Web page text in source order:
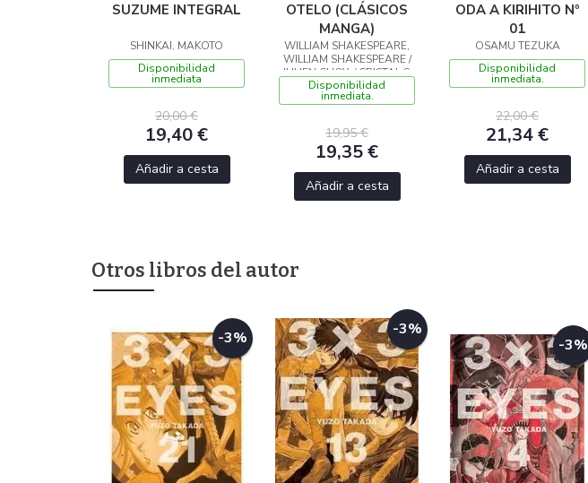
SUZUME INTEGRAL
SHINKAI, MAKOTO
Disponibilidad
inmediata
20,00 €
19,40 €
Añadir a cesta
OTELO (CLÁSICOS
MANGA)
WILLIAM SHAKESPEARE,
WILLIAM SHAKESPEARE /
JULIEN CHOY, / CRISTAL S.
CHAN,
Disponibilidad
inmediata.
19,95 €
19,35 €
Añadir a cesta
ODA A KIRIHITO Nº
01
OSAMU TEZUKA
Disponibilidad
inmediata.
22,00 €
21,34 €
Añadir a cesta
Otros libros del autor
-3% -3%
-3%